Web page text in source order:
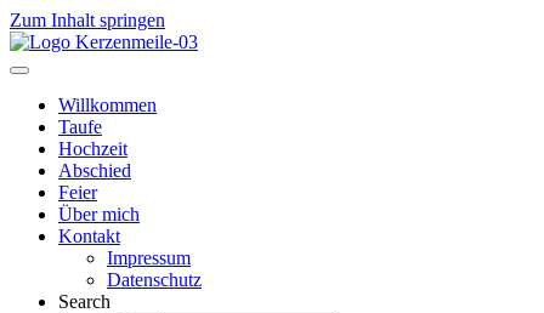
Zum Inhalt springen
Willkommen
Taufe
Hochzeit
Abschied
Feier
Über mich
Kontakt
Impressum
Datenschutz
Search